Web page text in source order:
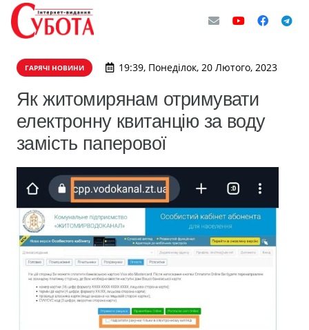
ГАРЯЧІ НОВИНИ 19:39, Понеділок, 20 Лютого, 2023
Як житомирянам отримувати
електронну квитанцію за воду
замість паперової